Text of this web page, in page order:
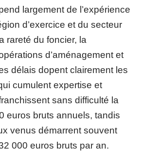
largement de l’expérience
d’exercice et du secteur
rareté du foncier, la
d’aménagement et
délais dopent clairement les
cumulent expertise et
sans difficulté la
euros bruts annuels, tandis
venus démarrent souvent
000 euros bruts par an.